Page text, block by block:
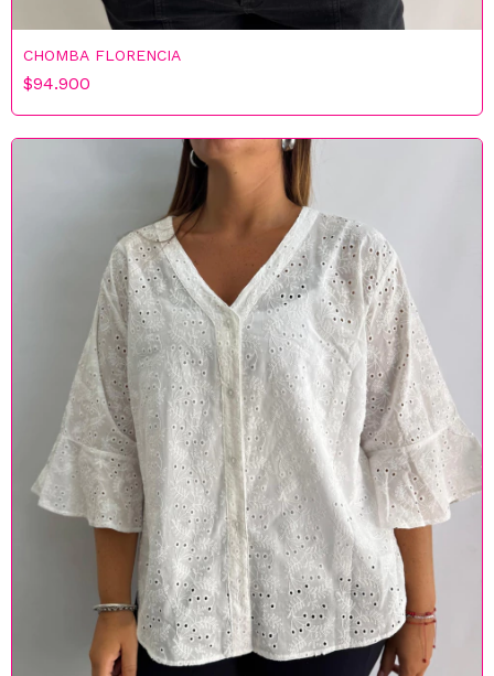
CHOMBA FLORENCIA
$94.900